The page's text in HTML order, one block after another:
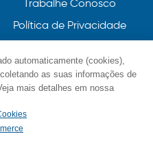
Trabalhe Conosco
Política de Privacidade
as minhas ideias /
automaticamente (cookies),
as suas informações de
mais detalhes em nossa